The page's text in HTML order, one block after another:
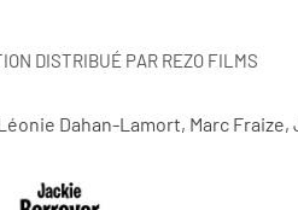
DISTRIBUÉ PAR REZO FILMS
Dahan-Lamort, Marc